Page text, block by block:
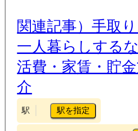
関連記事）手取
一人暮らしする
活費・家賃・貯
介
駅 駅を指定